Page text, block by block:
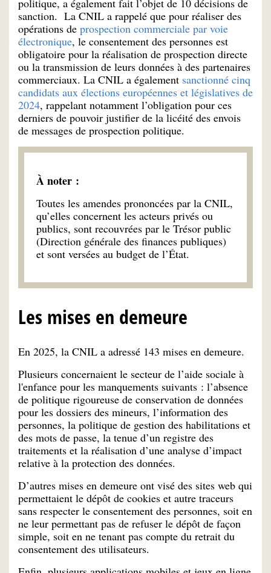
politique, a également fait l’objet de 10 décisions de
sanction. La CNIL a rappelé que pour réaliser des
opérations de prospection commerciale par voie
électronique, le consentement des personnes est
obligatoire pour la réalisation de prospection directe
ou la transmission de leurs données à des partenaires
commerciaux. La CNIL a également sanctionné cinq
candidats aux élections européennes et législatives de
2024, rappelant notamment l’obligation pour ces
derniers de pouvoir justifier de la licéité des envois
de messages de prospection politique.
À noter :
Toutes les amendes prononcées par la CNIL,
qu’elles concernent les acteurs privés ou
publics, sont recouvrées par le Trésor public
(Direction générale des finances publiques)
et sont versées au budget de l’État.
Les mises en demeure
En 2025, la CNIL a adressé 143 mises en demeure.
Plusieurs concernaient le secteur de l’aide sociale à
l'enfance pour les manquements suivants : l’absence
de politique rigoureuse de conservation de données
pour les dossiers des mineurs, l’information des
personnes, la politique de gestion des habilitations et
des mots de passe, la tenue d’un registre des
traitements et la réalisation d’une analyse d’impact
relative à la protection des données.
D’autres mises en demeure ont visé des sites web qui
permettaient le dépôt de cookies et autre traceurs
sans respecter le consentement des personnes, soit en
ne leur permettant pas de refuser le dépôt de façon
simple, soit en ne tenant pas compte du retrait du
consentement des utilisateurs.